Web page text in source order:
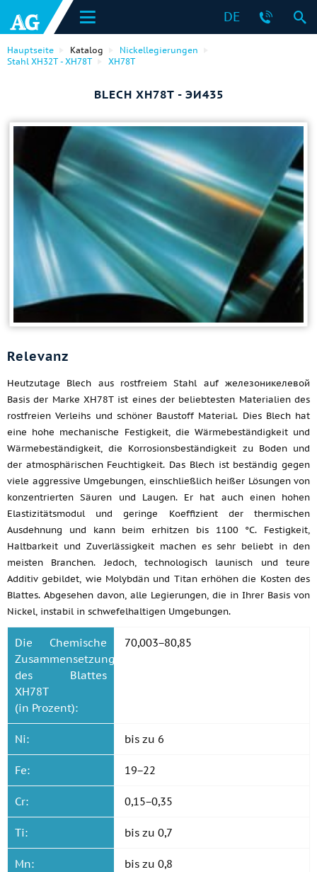
DE
Hauptseite Katalog
Nickellegierungen
Stahl ХН32Т - ХН78Т
ХН78Т
BLECH ХН78Т - ЭИ435
Relevanz
Heutzutage Blech aus rostfreiem Stahl auf железоникелевой
Basis der Marke ХН78Т ist eines der beliebtesten Materialien des
rostfreien Verleihs und schöner Baustoff Material. Dies Blech hat
eine hohe mechanische Festigkeit, die Wärmebeständigkeit und
Wärmebeständigkeit, die Korrosionsbeständigkeit zu Boden und
der atmosphärischen Feuchtigkeit. Das Blech ist beständig gegen
viele aggressive Umgebungen, einschließlich heißer Lösungen von
konzentrierten Säuren und Laugen. Er hat auch einen hohen
Elastizitätsmodul und geringe Koeffizient der thermischen
Ausdehnung und kann beim erhitzen bis 1100 °C. Festigkeit,
Haltbarkeit und Zuverlässigkeit machen es sehr beliebt in den
meisten Branchen. Jedoch, technologisch launisch und teure
Additiv gebildet, wie Molybdän und Titan erhöhen die Kosten des
Blattes. Abgesehen davon, alle Legierungen, die in Ihrer Basis von
Nickel, instabil in schwefelhaltigen Umgebungen.
Die Chemische
Zusammensetzung
des Blattes
ХН78Т
(in Prozent):
70,003−80,85
Ni: bis zu 6
Fe: 19−22
Cr: 0,15−0,35
Ti: bis zu 0,7
Mn: bis zu 0,8